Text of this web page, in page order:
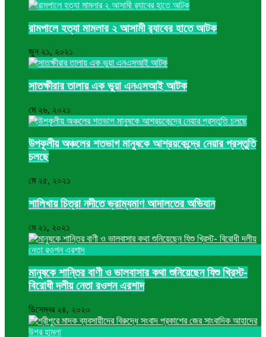
রামপালে হত্যা মামলার ২ আসামী র‍্যাবের হাতে আটক
জুন ২১, ২০২১
সাতক্ষীরার তালায় এক ভুয়া এনএসআই আটক
মে ২৬, ২০২১
উপকূলীয় অঞ্চলের শতভাগ মানুষকে আশ্রয়কেন্দ্রে নেয়ার প্রস্তুতি
চলছে
মে ২৫, ২০২১
শালিখায় চিত্রা নদীতে ভ্রাম্যমাণ আদালতের অভিযান
মে ২১, ২০২১
মানুষকে শান্তির বাণী ও ভালবাসার কথা শুনিয়েছেন যিশু খ্রিস্ট-
বিরোধী দলীয় নেতা রওশন এরশাদ
ডিসেম্বর ২৪, ২০২০